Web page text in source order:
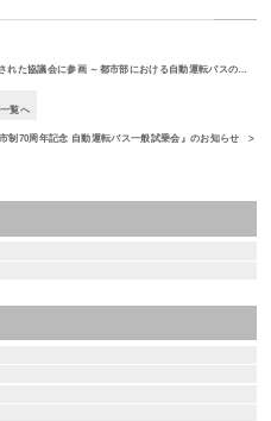
会に参画 ～都市部における自動運転バスの実装を目指して～
覧へ
制70周年記念 自動運転バス一般試乗会』のお知らせ